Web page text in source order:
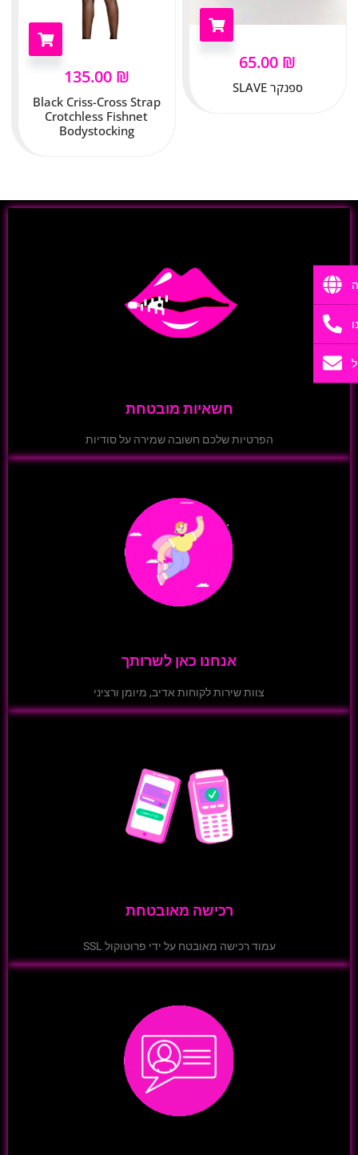
65.00 ₪
ספנקר SLAVE 135.00 ₪
Black Criss-Cross Strap
Crotchless Fishnet
Bodystocking
חשאיות מובטחת
הפרטיות שלכם חשובה שמירה על סודיות
אנחנו כאן לשרותך
צוות שירות לקוחות אדיב, מיומן ורציני
רכישה מאובטחת
עמוד רכישה מאובטח על ידי פרוטוקול SSL